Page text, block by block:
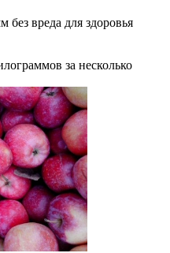
вреда для здоровья
за несколько